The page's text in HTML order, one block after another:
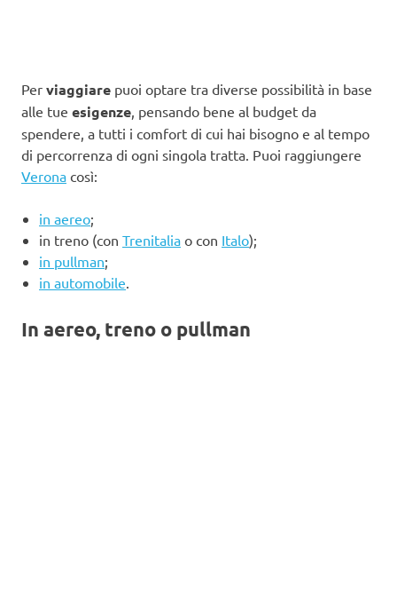
Per viaggiare puoi optare tra diverse possibilità in base
alle tue esigenze , pensando bene al budget da
spendere, a tutti i comfort di cui hai bisogno e al tempo
di percorrenza di ogni singola tratta. Puoi raggiungere
Verona così:
in aereo;
in treno (con Trenitalia o con Italo);
in pullman;
in automobile
In aereo, treno o pullman